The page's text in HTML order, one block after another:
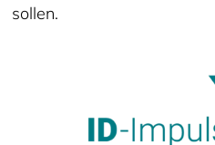
sollen.